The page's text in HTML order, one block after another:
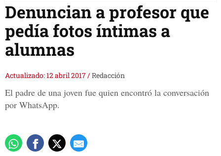
Denuncian a profesor que
pedía fotos íntimas a
alumnas
Actualizado: 12 abril 2017/Redacción
El padre de una joven fue quien encontró la conversación
por WhatsApp.